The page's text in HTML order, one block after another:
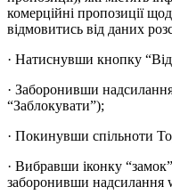
комерційні пропозиції
відмовитись від даних
· Натиснувши кнопку
· Заборонивши
“Заблокувати”);
· Покинувши спільноти
· Вибравши іконку
заборонивши надсилання